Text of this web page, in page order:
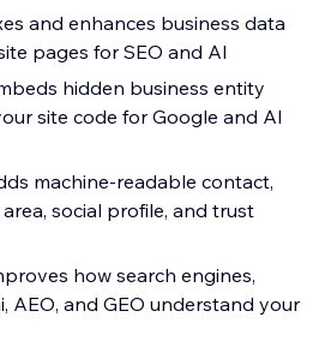
and enhances business data
pages for SEO and AI
hidden business entity
site code for Google and AI
machine-readable contact,
social profile, and trust
how search engines,
AEO, and GEO understand your